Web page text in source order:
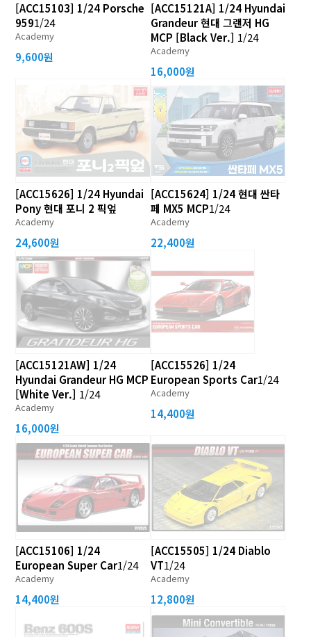
[ACC15103] 1/24 Porsche
9591/24
Academy
9,600원
[ACC15121A] 1/24 Hyundai
Grandeur 현대 그랜저 HG
MCP [Black Ver.] 1/24
Academy
16,000원
[ACC15626] 1/24 Hyundai
Pony 현대 포니 2 픽엎
Academy
24,600원
[ACC15624] 1/24 현대 싼타
페 MX5 MCP1/24
Academy
22,400원
[ACC15121AW] 1/24
Hyundai Grandeur HG MCP
[White Ver.] 1/24
Academy
16,000원
[ACC15526] 1/24
European Sports Car1/24
Academy
14,400원
[ACC15106] 1/24
European Super Car1/24
Academy
14,400원
[ACC15505] 1/24 Diablo
VT1/24
Academy
12,800원